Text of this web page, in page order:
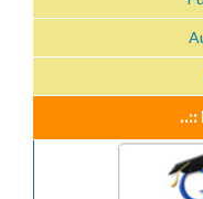
..::